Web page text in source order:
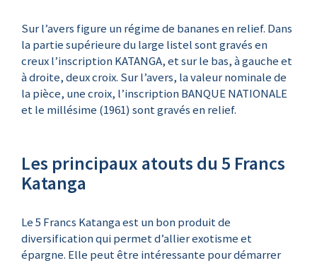
Sur l’avers figure un régime de bananes en relief. Dans
la partie supérieure du large listel sont gravés en
creux l’inscription KATANGA, et sur le bas, à gauche et
à droite, deux croix. Sur l’avers, la valeur nominale de
la pièce, une croix, l’inscription BANQUE NATIONALE
et le millésime (1961) sont gravés en relief.
Les principaux atouts du 5 Francs
Katanga
Le 5 Francs Katanga est un bon produit de
diversification qui permet d’allier exotisme et
épargne. Elle peut être intéressante pour démarrer